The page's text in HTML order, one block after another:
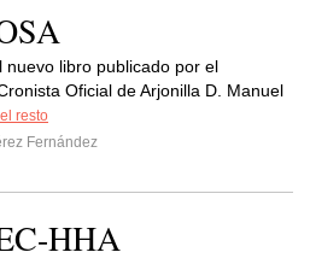
nuevo libro publicado por el
Oficial de Arjonilla D. Manuel
resto
Fernández
HHA